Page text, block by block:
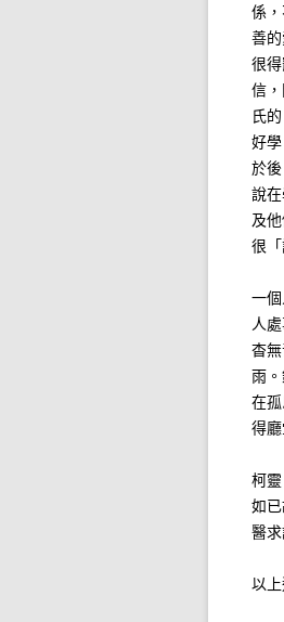
係
善
很
信
氏
好
於
說
及
很
一
人
杳
雨
在
得廳
柯
如
醫
以